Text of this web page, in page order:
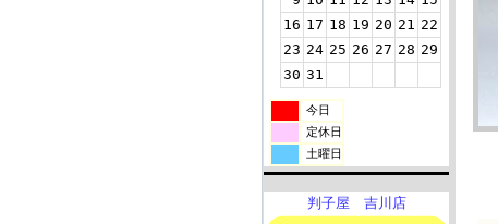
16 17 18 19 20 21 22
23 24 25 26 27 28 29
30 31
今日
定休日
土曜日
判子屋 吉川店